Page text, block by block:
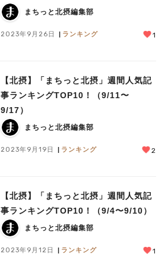
まちっと北摂編集部
2023年9月26日 ランキング 1
【北摂】「まちっと北摂」週間人気記
事ランキングTOP10！（9/11〜
9/17）
まちっと北摂編集部
2023年9月19日 ランキング 2
【北摂】「まちっと北摂」週間人気記
事ランキングTOP10！（9/4〜9/10）
まちっと北摂編集部
2023年9月12日 ランキング 1